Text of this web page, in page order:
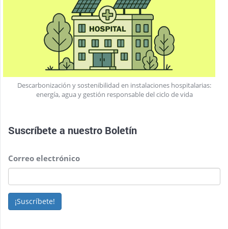
Descarbonización y sostenibilidad en instalaciones hospitalarias:
energía, agua y gestión responsable del ciclo de vida
Suscríbete a nuestro Boletín
Correo electrónico
¡Suscríbete!